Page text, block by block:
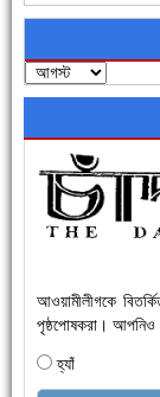
নতুনবাজার ফাঁড়ি
আওয়ামীলীগকে
পৃষ্ঠপোষকরা। আপনিও
হ্যাঁ